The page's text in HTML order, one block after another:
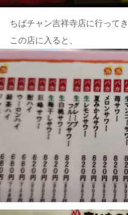
ちばチャン吉祥寺店に行って
この店に入ると、